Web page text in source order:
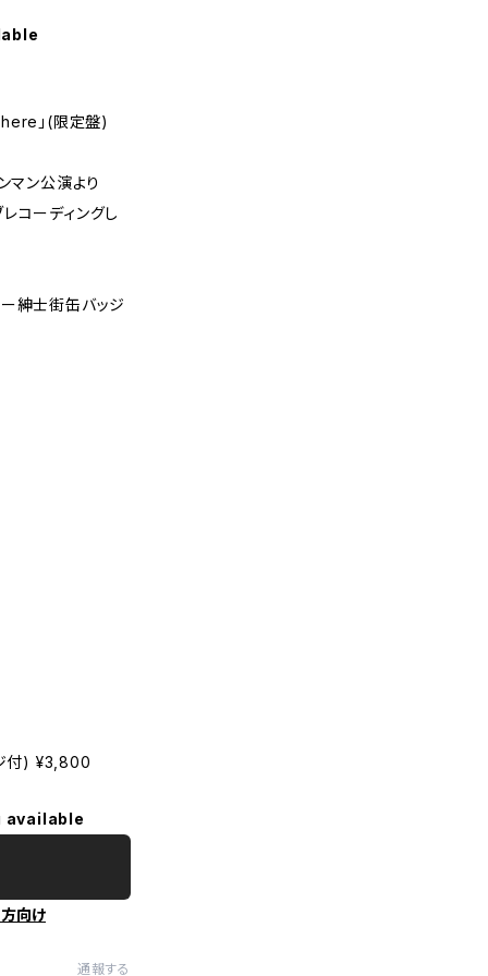
」(限定盤)
ン公演より
コーディングし
紳士街缶バッジ
付) ¥3,800
available
向け
通報する